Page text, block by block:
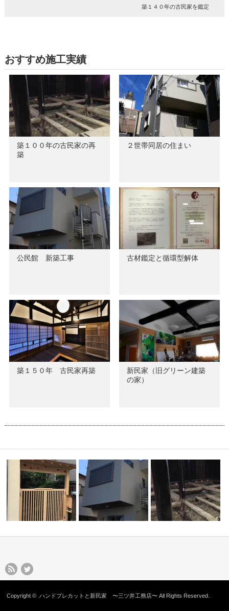
築１４０年の古民家を鑑定
おすすめ施工実績
築１００年の古民家の再
築
２世帯同居の住まい
公民館 新築工事 古材鑑定と循環型解体
築１５０年 古民家再築
新民家（旧グリーン建築
の家）
Copyright ©ハンドプレカットと新民家 〜三ツ井工務店〜 All Rights Reserved.